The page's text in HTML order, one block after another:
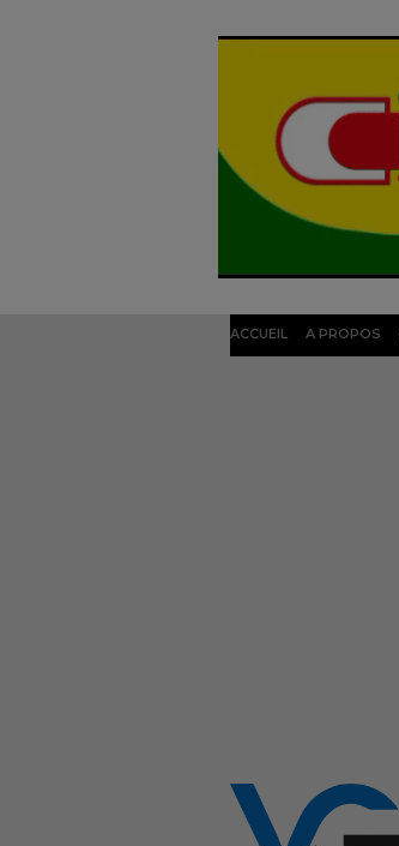
ACCUEIL A PROPOS